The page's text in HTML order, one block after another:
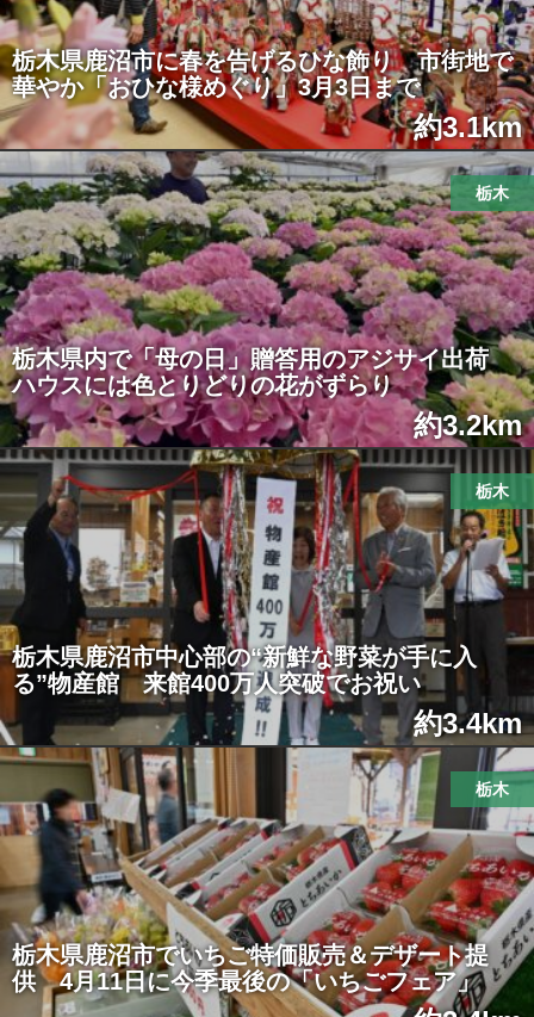
栃木県鹿沼市に春を告げるひな飾り 市街地で
華やか「おひな様めぐり」3月3日まで
約3.1km
栃木
栃木県内で「母の日」贈答用のアジサイ出荷
ハウスには色とりどりの花がずらり
約3.2km
栃木
栃木県鹿沼市中心部の“新鮮な野菜が手に入
る”物産館 来館400万人突破でお祝い
約3.4km
栃木
栃木県鹿沼市でいちご特価販売＆デザート提
供 4月11日に今季最後の「いちごフェア」